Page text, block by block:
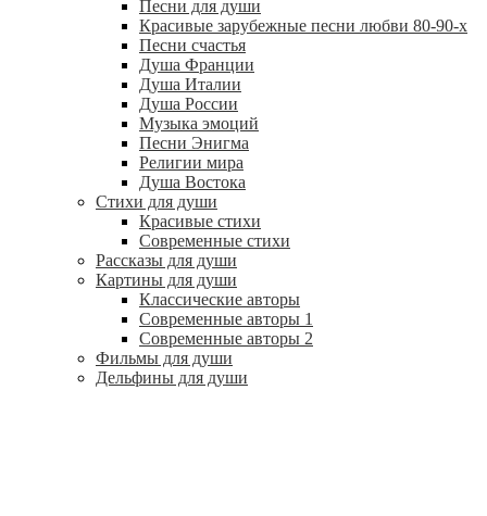
Песни для души
Красивые зарубежные песни любви 80-90-х
Песни счастья
Душа Франции
Душа Италии
Душа России
Музыка эмоций
Песни Энигма
Религии мира
Душа Востока
Стихи для души
Красивые стихи
Современные стихи
Рассказы для души
Картины для души
Классические авторы
Современные авторы 1
Современные авторы 2
Фильмы для души
Дельфины для души